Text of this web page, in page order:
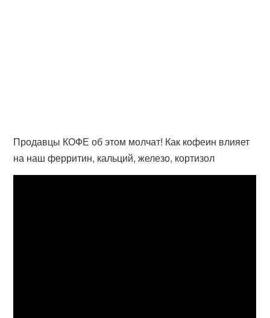
Продавцы КОФЕ об этом молчат! Как кофеин влияет
на наш ферритин, кальций, железо, кортизол